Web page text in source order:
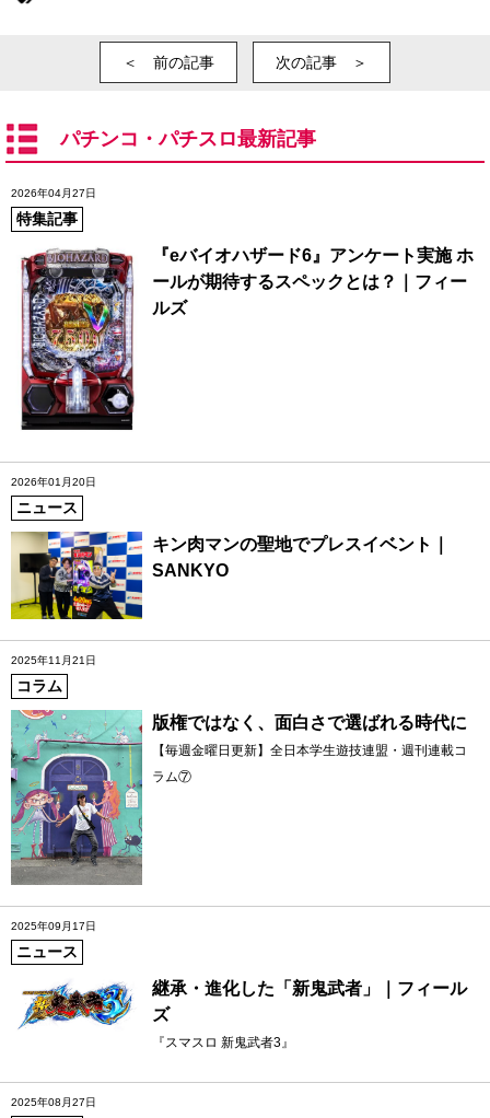
＜ 前の記事 次の記事 ＞
パチンコ・パチスロ最新記事
2026年04月27日
特集記事
『eバイオハザード6』アンケート実施 ホ
ールが期待するスペックとは？｜フィー
ルズ
2026年01月20日
ニュース
キン肉マンの聖地でプレスイベント｜
SANKYO
2025年11月21日
コラム
版権ではなく、面白さで選ばれる時代に
【毎週金曜日更新】全日本学生遊技連盟・週刊連載コ
ラム⑦
2025年09月17日
ニュース
継承・進化した「新鬼武者」｜フィール
ズ
『スマスロ 新鬼武者3』
2025年08月27日